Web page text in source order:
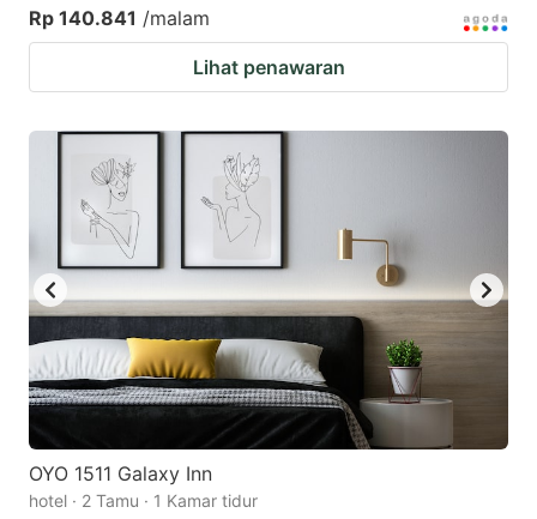
Rp 140.841 /malam
Lihat penawaran
OYO 1511 Galaxy Inn
hotel · 2 Tamu · 1 Kamar tidur